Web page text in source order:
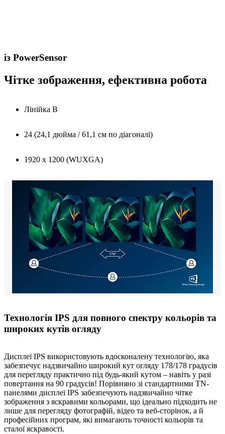
із PowerSensor
Чітке зображення, ефективна робота
Лінійка B
24 (24,1 дюйма / 61,1 см по діагоналі)
1920 x 1200 (WUXGA)
Технологія IPS для повного спектру кольорів та
широких кутів огляду
Дисплеї IPS використовують вдосконалену технологію, яка
забезпечує надзвичайно широкий кут огляду 178/178 градусів
для перегляду практично під будь-який кутом – навіть у разі
повертання на 90 градусів! Порівняно зі стандартними TN-
панелями дисплеї IPS забезпечують надзвичайно чітке
зображення з яскравими кольорами, що ідеально підходить не
лише для перегляду фотографій, відео та веб-сторінок, а й
професійних програм, які вимагають точності кольорів та
сталої яскравості.